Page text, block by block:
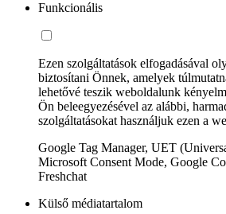
Funkcionális
Ezen szolgáltatások elfogadásával
biztosítani Önnek, amelyek
lehetővé teszik weboldalunk
Ön beleegyezésével az alábbi,
szolgáltatásokat használjuk ezen a
Google Tag Manager, UET
Microsoft Consent Mode, Google
Freshchat
Külső médiatartalom